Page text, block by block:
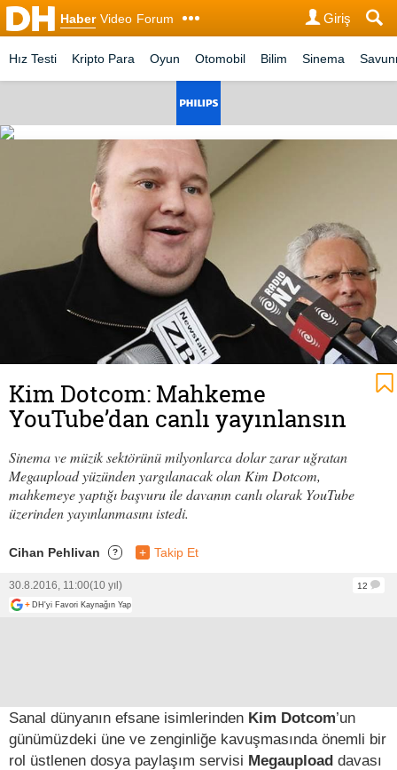
Haber Video Forum Giriş
Hız Testi Kripto Para Oyun Otomobil Bilim Sinema
Kim Dotcom: Mahkeme
YouTube’dan canlı yayınlansın
Sinema ve müzik sektörünü milyonlarca dolar zarar uğratan
Megaupload yüzünden yargılanacak olan Kim Dotcom,
mahkemeye yaptığı başvuru ile davanın canlı olarak YouTube
üzerinden yayınlanmasını istedi.
Cihan Pehlivan ? + Takip Et
30.8.2016, 11:00(10 yıl)
12
+ DH'yi Favori Kaynağın Yap
Sanal dünyanın efsane isimlerinden Kim Dotcom’un
günümüzdeki üne ve zenginliğe kavuşmasında önemli bir
rol üstlenen dosya paylaşım servisi Megaupload davası